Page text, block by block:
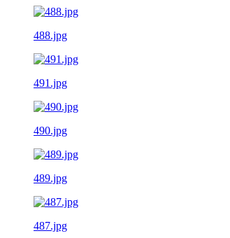
488.jpg
491.jpg
490.jpg
489.jpg
487.jpg